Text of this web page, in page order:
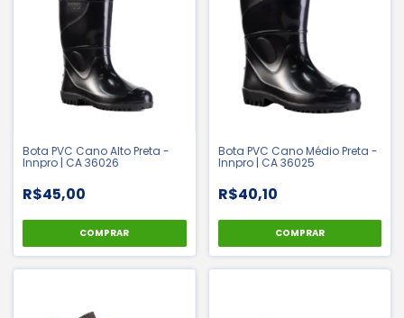
Bota PVC Cano Alto Preta -
Innpro | CA 36026
R$45,00
COMPRAR
Bota PVC Cano Médio Preta -
Innpro | CA 36025
R$40,10
COMPRAR